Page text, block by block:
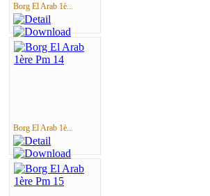
Borg El Arab 1è...
Borg El Arab 1è...